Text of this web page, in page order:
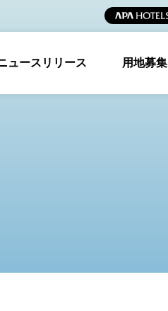
ュースリリース 用地募集